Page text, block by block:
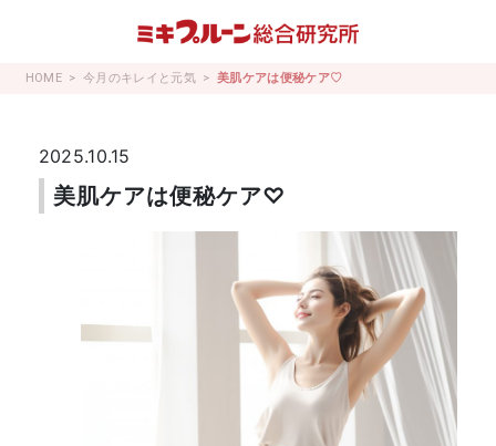
HOME 今月のキレイと元気 美肌ケアは便秘ケア♡
2025.10.15
美肌ケアは便秘ケア♡